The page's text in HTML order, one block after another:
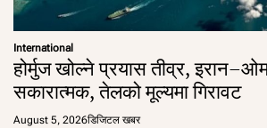
International
होर्मुज खोल्ने प्रयास तीव्र,
सकारात्मक, तेलको मूल्यमा गिरावट
August 5, 2026डिजिटल खबर